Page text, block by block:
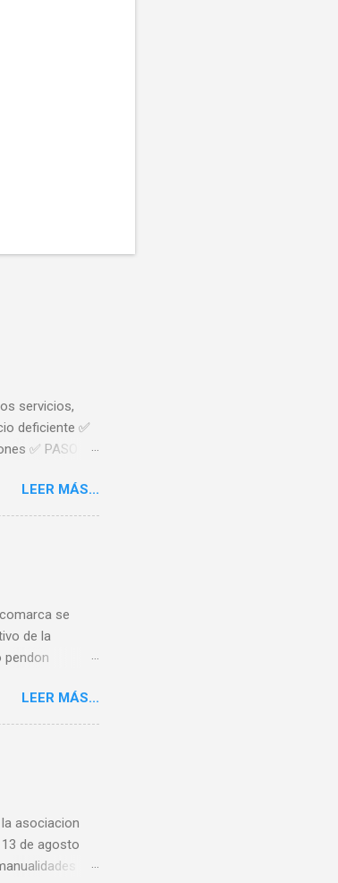
servicios,
deficiente ✅
✅ PASO 4:
un “coste
población".
distancia
de 2008 con
LEER MÁS...
se
de la
pendon
Seguir a
LEER MÁS...
asociacion
de agosto